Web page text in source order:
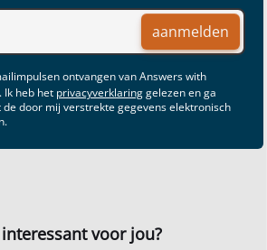
aanmelden
ontvangen van Answers with
Ik heb het privacyverklaringgelezen en ga
door mij verstrekte gegevens elektronisch
voor jou?